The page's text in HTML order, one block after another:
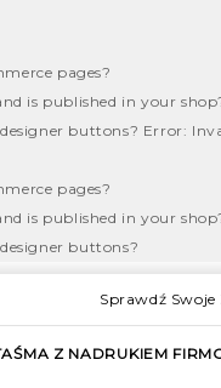
pages?
is published in your
buttons? Error:
pages?
is published in your
buttons?
Sprawdź
Z NADRUKIEM